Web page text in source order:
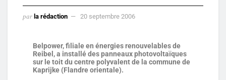
par la rédaction 20 septembre 2006
Belpower, filiale en énergies renouvelables de
Reibel, a installé des panneaux photovoltaïques
sur le toit du centre polyvalent de la commune de
Kaprijke (Flandre orientale).